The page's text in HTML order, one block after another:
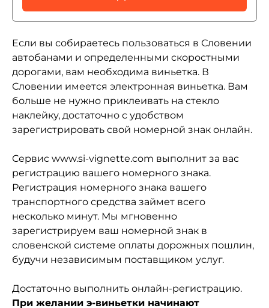
Если вы собираетесь пользоваться в Словении
автобанами и определенными скоростными
дорогами, вам необходима виньетка. В
Словении имеется электронная виньетка. Вам
больше не нужно приклеивать на стекло
наклейку, достаточно с удобством
зарегистрировать свой номерной знак онлайн.
Сервис www.si-vignette.com выполнит за вас
регистрацию вашего номерного знака.
Регистрация номерного знака вашего
транспортного средства займет всего
несколько минут. Мы мгновенно
зарегистрируем ваш номерной знак в
словенской системе оплаты дорожных пошлин,
будучи независимым поставщиком услуг.
Достаточно выполнить онлайн-регистрацию.
При желании э-виньетки начинают